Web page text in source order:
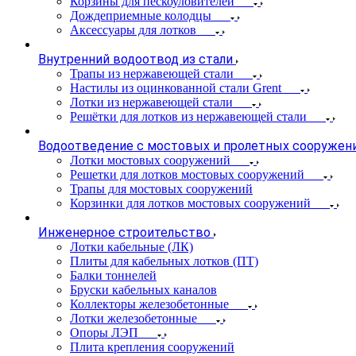
Дождеприемные колодцы
Аксессуары для лотков
Внутренний водоотвод из стали
Трапы из нержавеющей стали
Настилы из оцинкованной стали Grent
Лотки из нержавеющей стали
Решётки для лотков из нержавеющей стали
Водоотведение с мостовых и пролетных
Лотки мостовых сооружений
Решетки для лотков мостовых сооружений
Трапы для мостовых сооружений
Корзинки для лотков мостовых сооружений
Инженерное строительство
Лотки кабельные (ЛК)
Плиты для кабельных лотков (ПТ)
Балки тоннелей
Бруски кабельных каналов
Коллекторы железобетонные
Лотки железобетонные
Опоры ЛЭП
Плита крепления сооружений